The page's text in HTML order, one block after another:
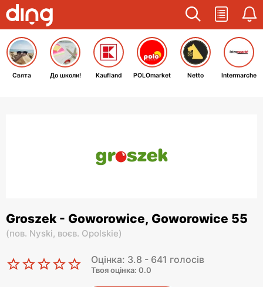
Свята До школи! Kaufland POLOmarket Netto Intermarche
Groszek - Goworowice, Goworowice 55
(пов. Nyski, воєв. Opolskie)
Оцінка: 3.8 - 641 голосів
Твоя оцінка: 0.0